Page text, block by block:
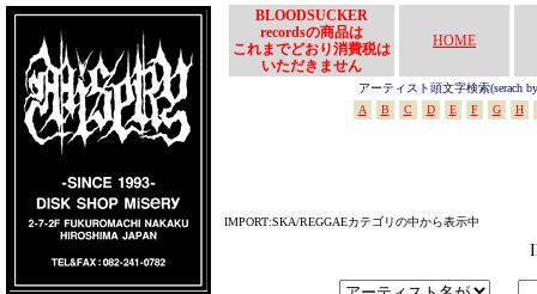
BLOODSUCKER
recordsの商品は
これまでどおり消費税は
いただきません
HOME
アーティスト頭文字検索(serach
A
B C D E F G H
IMPORT:SKA/REGGAEカテゴリの中から表示中